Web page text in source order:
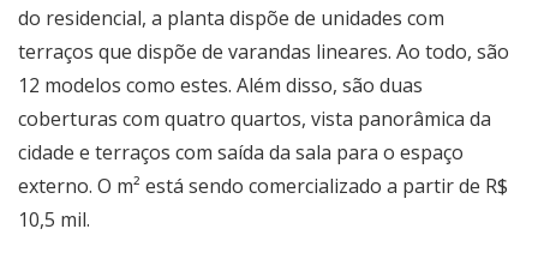
do residencial, a planta dispõe de unidades com
terraços que dispõe de varandas lineares. Ao todo, são
12 modelos como estes. Além disso, são duas
coberturas com quatro quartos, vista panorâmica da
cidade e terraços com saída da sala para o espaço
externo. O m² está sendo comercializado a partir de R$
10,5 mil.